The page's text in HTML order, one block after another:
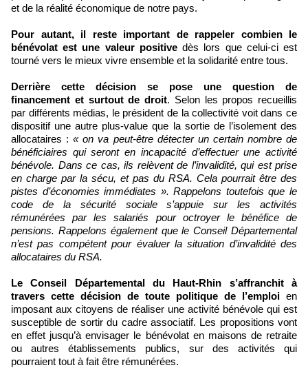
et de la réalité économique de notre pays.
Pour autant, il reste important de rappeler combien le
bénévolat est une valeur positivedès lors que celui-ci est
tourné vers le mieux vivre ensemble et la solidarité entre tous.
Derrière cette décision se pose une question de
financement et surtout de droit. Selon les propos recueillis
par différents médias, le président de la collectivité voit dans ce
dispositif une autre plus-value que la sortie de l’isolement des
allocataires :« on va peut-être détecter un certain nombre de
bénéficiaires qui seront en incapacité d’effectuer une activité
bénévole. Dans ce cas, ils relèvent de l’invalidité, qui est prise
en charge par la sécu, et pas du RSA. Cela pourrait être des
pistes d’économies immédiates ». Rappelons toutefois que le
code de la sécurité sociale s’appuie sur les activités
rémunérées par les salariés pour octroyer le bénéfice de
pensions. Rappelons également que le Conseil Départemental
n’est pas compétent pour évaluer la situation d’invalidité des
allocataires du RSA.
Le Conseil Départemental du Haut-Rhin s’affranchit à
travers cette décision de toute politique de l’emploi en
imposant aux citoyens de réaliser une activité bénévole qui est
susceptible de sortir du cadre associatif. Les propositions vont
en effet jusqu’à envisager le bénévolat en maisons de retraite
ou autres établissements publics, sur des activités qui
pourraient tout à fait être rémunérées.